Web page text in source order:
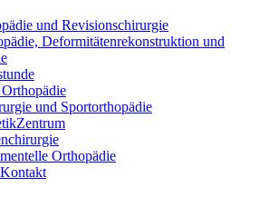
und Revisionschirurgie
Deformitätenrekonstruktion und
und Sportorthopädie
Orthopädie